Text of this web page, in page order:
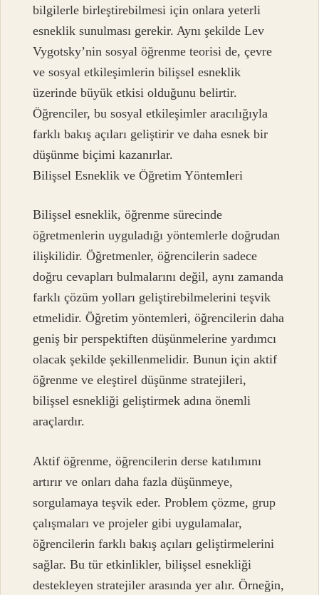
bilgilerle birleştirebilmesi için onlara yeterli
esneklik sunulması gerekir. Aynı şekilde Lev
Vygotsky’nin sosyal öğrenme teorisi de, çevre
ve sosyal etkileşimlerin bilişsel esneklik
üzerinde büyük etkisi olduğunu belirtir.
Öğrenciler, bu sosyal etkileşimler aracılığıyla
farklı bakış açıları geliştirir ve daha esnek bir
düşünme biçimi kazanırlar.
Bilişsel Esneklik ve Öğretim Yöntemleri
Bilişsel esneklik, öğrenme sürecinde
öğretmenlerin uyguladığı yöntemlerle doğrudan
ilişkilidir. Öğretmenler, öğrencilerin sadece
doğru cevapları bulmalarını değil, aynı zamanda
farklı çözüm yolları geliştirebilmelerini teşvik
etmelidir. Öğretim yöntemleri, öğrencilerin daha
geniş bir perspektiften düşünmelerine yardımcı
olacak şekilde şekillenmelidir. Bunun için aktif
öğrenme ve eleştirel düşünme stratejileri,
bilişsel esnekliği geliştirmek adına önemli
araçlardır.
Aktif öğrenme, öğrencilerin derse katılımını
artırır ve onları daha fazla düşünmeye,
sorgulamaya teşvik eder. Problem çözme, grup
çalışmaları ve projeler gibi uygulamalar,
öğrencilerin farklı bakış açıları geliştirmelerini
sağlar. Bu tür etkinlikler, bilişsel esnekliği
destekleyen stratejiler arasında yer alır. Örneğin,